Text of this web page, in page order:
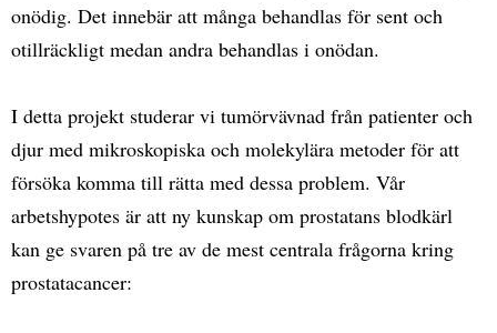
onödig. Det innebär att många behandlas för sent och
otillräckligt medan andra behandlas i onödan.
I detta projekt studerar vi tumörvävnad från patienter och
djur med mikroskopiska och molekylära metoder för att
försöka komma till rätta med dessa problem. Vår
arbetshypotes är att ny kunskap om prostatans blodkärl
kan ge svaren på tre av de mest centrala frågorna kring
prostatacancer: